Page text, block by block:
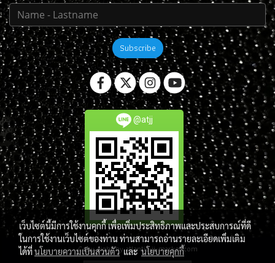
Subscribe
@atjj
Copy right by atlantis-jj-market.com
เว็บไซต์นี้มีการใช้งานคุกกี้ เพื่อเพิ่มประสิทธิภาพและประสบการณ์ที่ดี
ในการใช้งานเว็บไซต์ของท่าน ท่านสามารถอ่านรายละเอียดเพิ่มเติม
ได้ที่นโยบายความเป็นส่วนตัวและนโยบายคุกกี้